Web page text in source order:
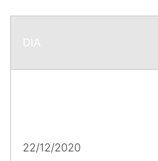
DIA
22/12/2020